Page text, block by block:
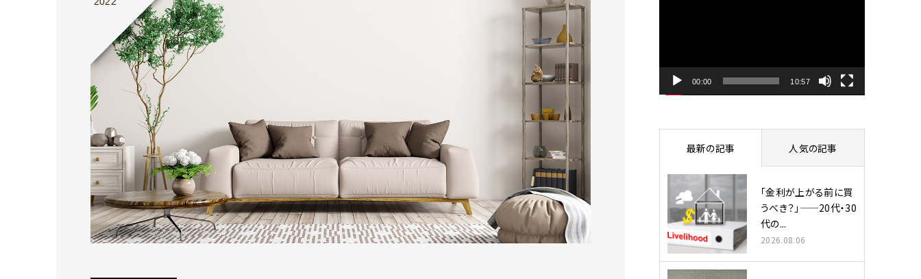
ー
00:00 10:57
最新の記事 人気の記事
「金利が上がる前に買
うべき？」——20代・30
代の...
2026.08.06